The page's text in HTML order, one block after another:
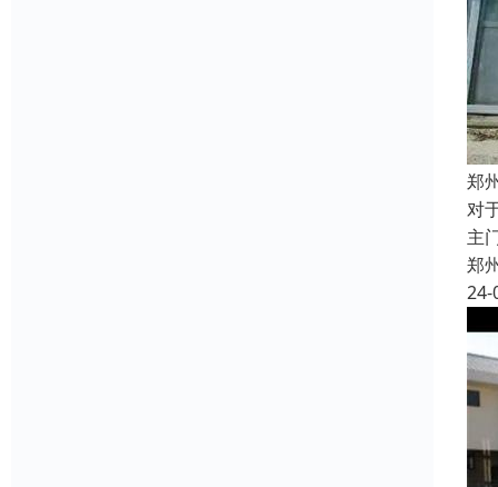
郑
对
主
郑
24-